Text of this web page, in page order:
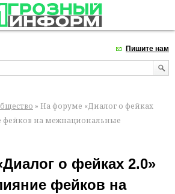
Пишите нам
» На форуме «Диалог о фейках
фейков на межнациональные
о фейках 2.0»
фейков на